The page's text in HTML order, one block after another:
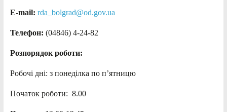
E-mail: rda_bolgrad@od.gov.ua
Телефон: (04846) 4-24-82
Розпорядок роботи:
Робочі дні: з понеділка по п’ятницю
Початок роботи: 8.00